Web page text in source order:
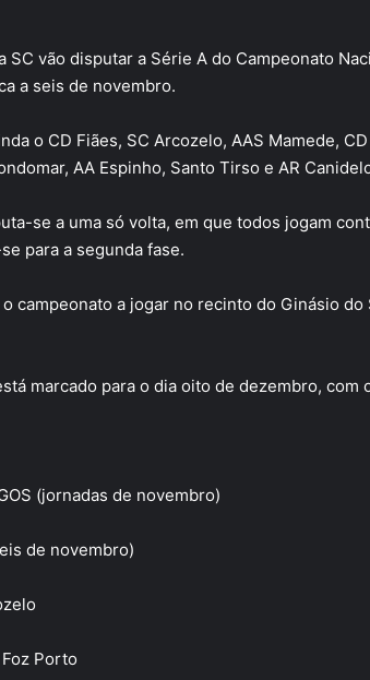
SC vão disputar a Série A do Campeonato
a seis de novembro.
o CD Fiães, SC Arcozelo, AAS Mamede,
AA Espinho, Santo Tirso e AR
se a uma só volta, em que todos jogam
para a segunda fase.
o campeonato a jogar no recinto do Ginásio
marcado para o dia oito de dezembro,
(jornadas de novembro)
de novembro)
Porto